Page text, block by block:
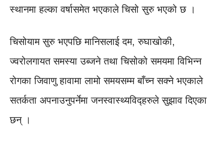
स्थानमा हल्का वर्षासमेत भएकाले चिसो सुरु भएको छ ।
चिसोयाम सुरु भएपछि मानिसलाई दम, रुघाखोकी,
ज्वरोलगायत समस्या उब्जने तथा चिसोको समयमा विभिन्न
रोगका जिवाणु हावामा लामो समयसम्म बाँच्न सक्ने भएकाले
सतर्कता अपनाउनुपर्नेमा जनस्वास्थ्यविद्हरुले सुझाव दिएका
छन् ।